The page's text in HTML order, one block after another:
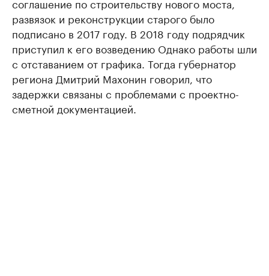
развязок и реконструкции старого было
подписано в 2017 году. В 2018 году подрядчик
приступил к его возведению Однако работы шли
с отставанием от графика. Тогда губернатор
региона Дмитрий Махонин говорил, что
задержки связаны с проблемами с проектно-
сметной документацией.